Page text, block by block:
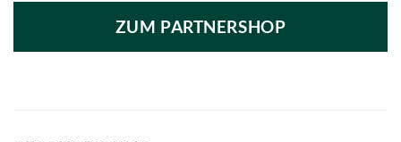
war:
34,57 €
ist:
29,91 €.
ZUM PARTNERSHOP